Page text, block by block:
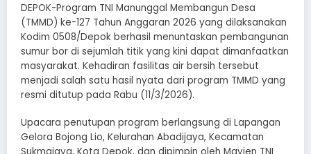
DEPOK-Program TNI Manunggal Membangun Desa
(TMMD) ke-127 Tahun Anggaran 2026 yang dilaksanakan
Kodim 0508/Depok berhasil menuntaskan pembangunan
sumur bor di sejumlah titik yang kini dapat dimanfaatkan
masyarakat. Kehadiran fasilitas air bersih tersebut
menjadi salah satu hasil nyata dari program TMMD yang
resmi ditutup pada Rabu (11/3/2026).
Upacara penutupan program berlangsung di Lapangan
Gelora Bojong Lio, Kelurahan Abadijaya, Kecamatan